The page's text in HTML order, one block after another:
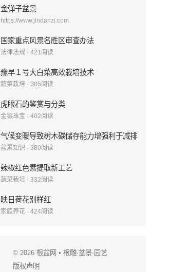
金弹子盆景
https://www.jindanzi.com
国家重点风景名胜区审查办法
法律法规 · 421阅读
豫早１号大白菜高效栽培技术
蔬菜栽培 · 385阅读
虎眼石的鉴赏与分类
金银珠宝 · 402阅读
气候变暖导致树木碳储存能力增强利于减排
盆景知识 · 380阅读
辣椒红色素提取新工艺
蔬菜栽培 · 332阅读
映日荷花别样红
家庭养花 · 424阅读
© 2026 根盆网 • 根雕·盆景·园艺
版权声明